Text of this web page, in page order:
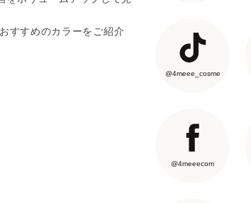
すすめのカラーをご紹介
@4meee_cosme
@4meeecom